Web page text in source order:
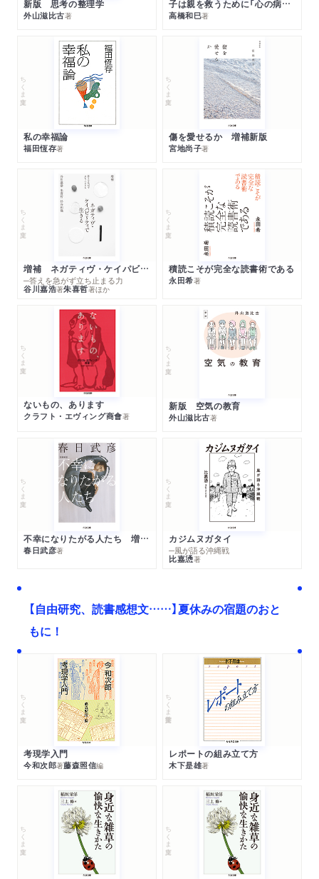
新版 思考の整理学
外山滋比古著
子は親を救うために「心の病」になる
高橋和巳著
ちくま文庫
私の幸福論
福田恆存著
ちくま文庫
傷を愛せるか 増補新版
宮地尚子著
ちくま文庫
増補 ネガティヴ・ケイパビリティで生きる
─答えを急がず立ち止まる力
谷川嘉浩著朱喜哲著ほか
ちくま文庫
積読こそが完全な読書術である
永田希著
ちくま文庫
ないもの、あります
クラフト・エヴィング商會著
ちくま文庫
新版 空気の教育
外山滋比古著
ちくま文庫
不幸になりたがる人たち 増補新版
春日武彦著
ちくま文庫
カジムヌガタイ
─風が語る沖縄戦
比嘉慂著
【自由研究、読書感想文……】夏休みの宿題のおと
もに！
ちくま文庫
考現学入門
今和次郎著藤森照信編
ちくま学芸文庫
レポートの組み立て方
木下是雄著
ちくま文庫 ちくま文庫